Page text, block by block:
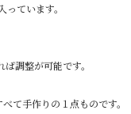
ています。
調整が可能です。
手作りの１点ものです。